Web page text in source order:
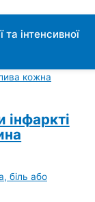
та інтенсивної